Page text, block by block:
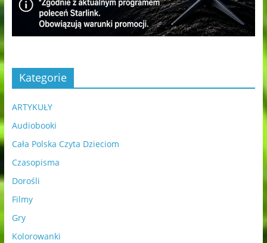
Kategorie
ARTYKUŁY
Audiobooki
Cała Polska Czyta Dzieciom
Czasopisma
Dorośli
Filmy
Gry
Kolorowanki